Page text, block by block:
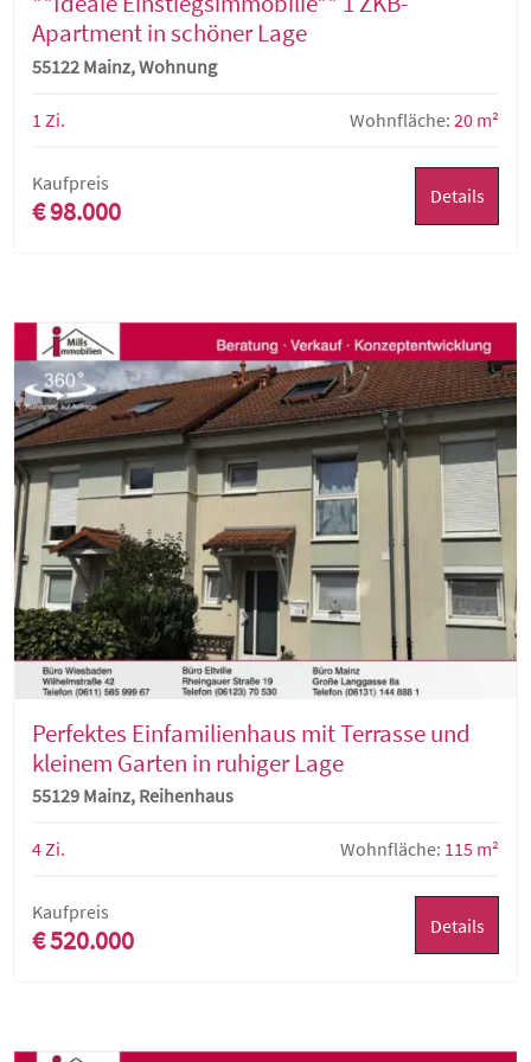
Apartment in schöner Lage
55122 Mainz, Wohnung
1 Zi. Wohnfläche: 20 m²
Kaufpreis
€ 98.000 Details
Perfektes Einfamilienhaus mit Terrasse und
kleinem Garten in ruhiger Lage
55129 Mainz, Reihenhaus
4 Zi. Wohnfläche: 115 m²
Kaufpreis
€ 520.000 Details